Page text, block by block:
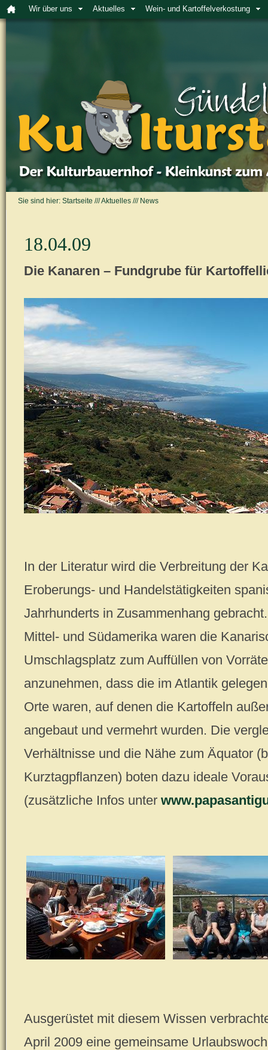
Wir über uns Aktuelles Wein- und Kartoffelverkostung
Sie sind hier: Startseite ///Aktuelles /// News
18.04.09
Die Kanaren – Fundgrube für
In der Literatur wird die Verbreitung der
Eroberungs- und Handelstätigkeiten
Jahrhunderts in Zusammenhang
Mittel- und Südamerika waren die
Umschlagsplatz zum Auffüllen von
anzunehmen, dass die im Atlantik
Orte waren, auf denen die Kartoffeln
angebaut und vermehrt wurden. Die
Verhältnisse und die Nähe zum Äquator
Kurztagpflanzen) boten dazu ideale
(zusätzliche Infos unter
Ausgerüstet mit diesem Wissen
April 2009 eine gemeinsame